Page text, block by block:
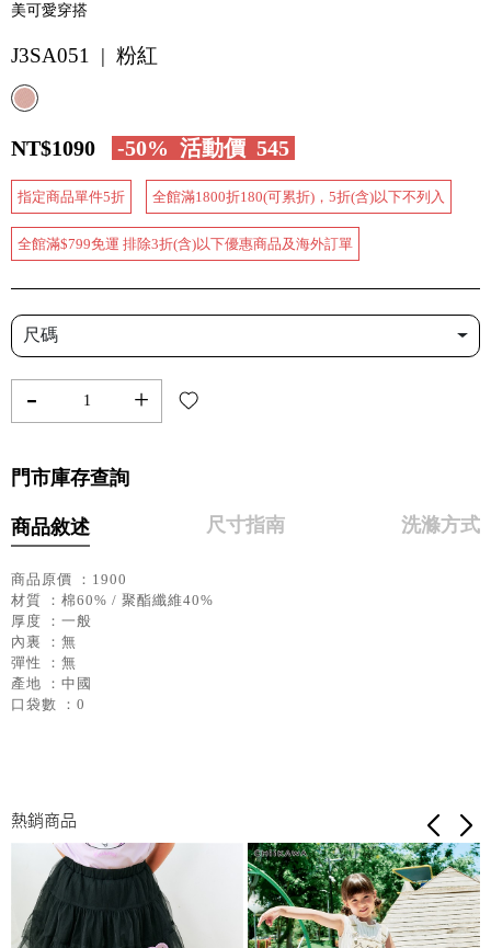
美可愛穿搭
J3SA051 | 粉紅
NT$1090 -50% 活動價 545
指定商品單件5折 全館滿1800折180(可累折)，5折(含)以下不列入
全館滿$799免運 排除3折(含)以下優惠商品及海外訂單
尺碼
- +
門市庫存查詢
商品敘述 尺寸指南 洗滌方式
商品原價 ：1900
材質 ：棉60% / 聚酯纖維40%
厚度 ：一般
內裏 ：無
彈性 ：無
產地 ：中國
口袋數 ：0
熱銷商品